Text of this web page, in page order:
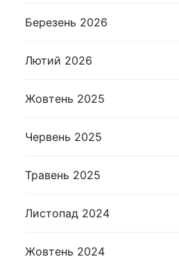
Березень 2026
Лютий 2026
Жовтень 2025
Червень 2025
Травень 2025
Листопад 2024
Жовтень 2024